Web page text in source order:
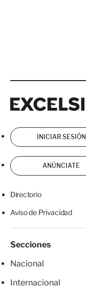
INICIAR SESIÓN
ANÚNCIATE
Directorio
Aviso de Privacidad
Secciones
Nacional
Internacional